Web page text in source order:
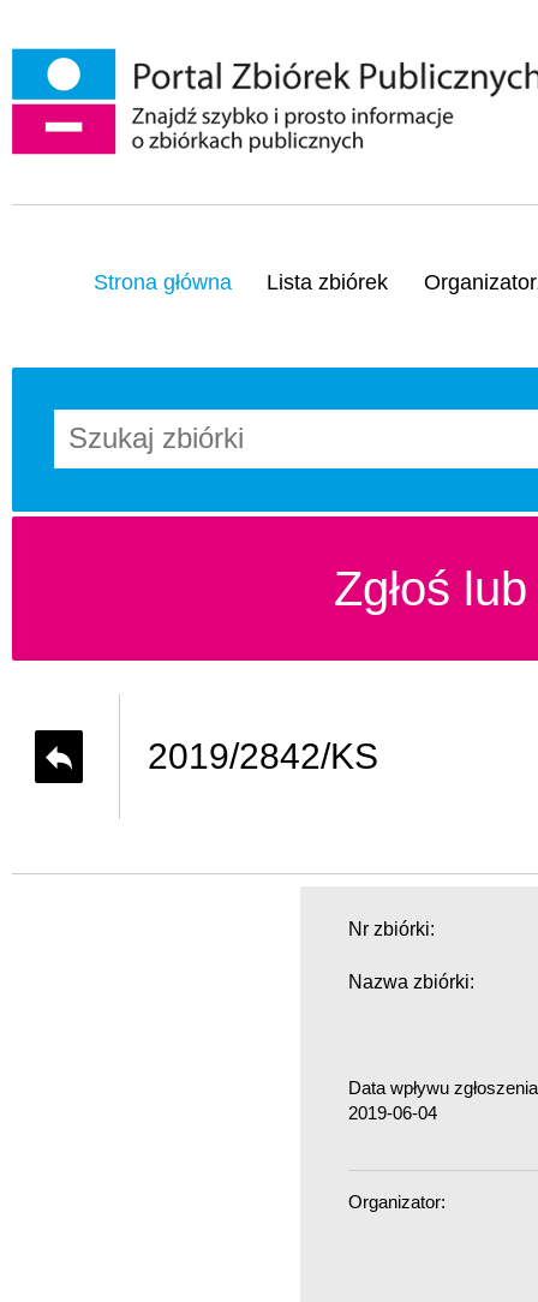
Strona główna Lista zbiórek
Zgłoś
2019/2842/KS
Nr zbiórki:
Nazwa zbiórki:
Data wpływu
2019-06-04
Organizator: